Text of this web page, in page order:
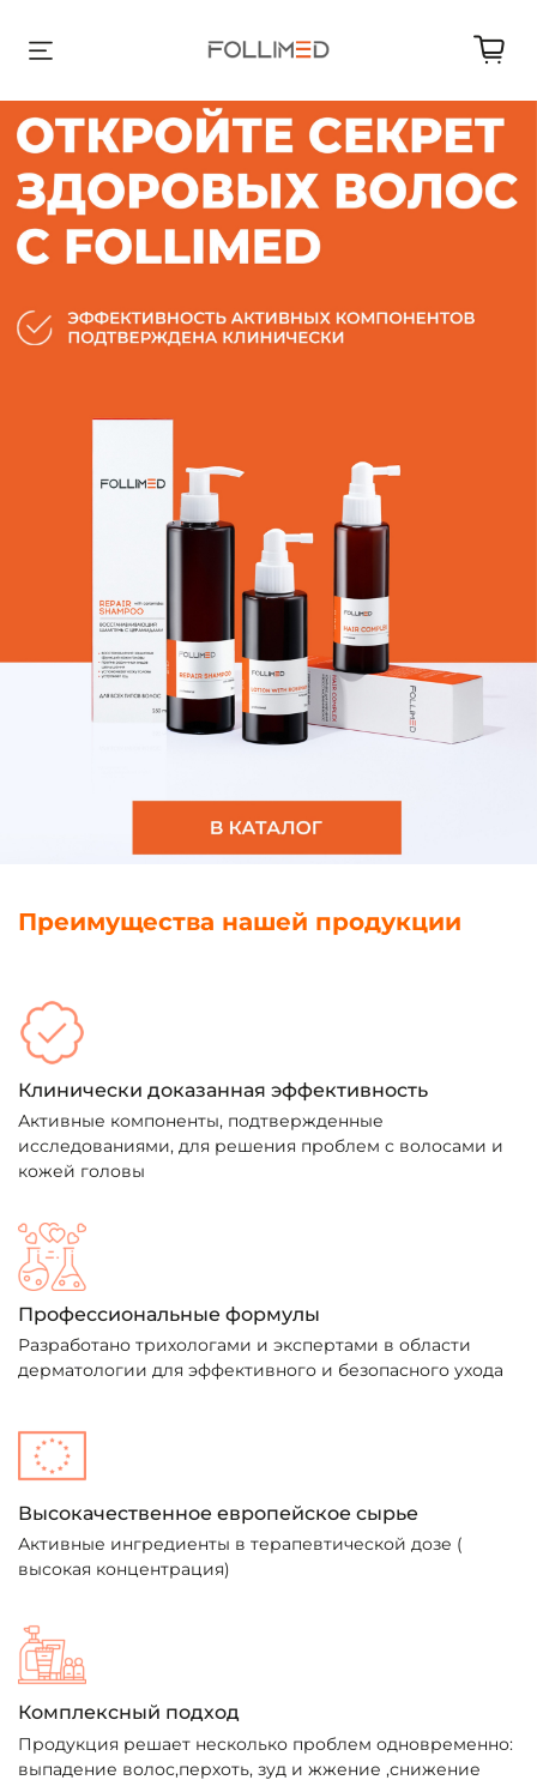
Преимущества нашей продукции
Клинически доказанная эффективность
Активные компоненты, подтвержденные
исследованиями, для решения проблем с волосами и
кожей головы
Профессиональные формулы
Разработано трихологами и экспертами в области
дерматологии для эффективного и безопасного ухода
Высокачественное европейское сырье
Активные ингредиенты в терапевтической дозе (
высокая концентрация)
Комплексный подход
Продукция решает несколько проблем одновременно:
выпадение волос,перхоть, зуд и жжение ,снижение